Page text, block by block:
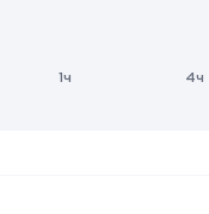
1ч 4ч